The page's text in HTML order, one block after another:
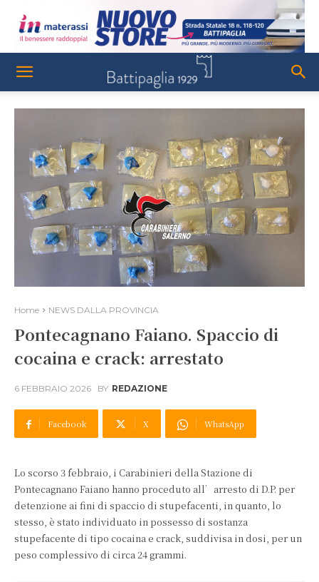
Home NEWS DALLA PROVINCIA
Pontecagnano Faiano. Spaccio di
cocaina e crack: arrestato
6 FEBBRAIO 2026 BY REDAZIONE
Facebook X WhatsApp
Lo scorso 3 febbraio, i Carabinieri della Stazione di
Pontecagnano Faiano hanno proceduto all’arresto di D.P. per
detenzione ai fini di spaccio di stupefacenti, in quanto, lo
stesso, è stato individuato in possesso di sostanza
stupefacente di tipo cocaina e crack, suddivisa in dosi, per un
peso complessivo di circa 24 grammi.